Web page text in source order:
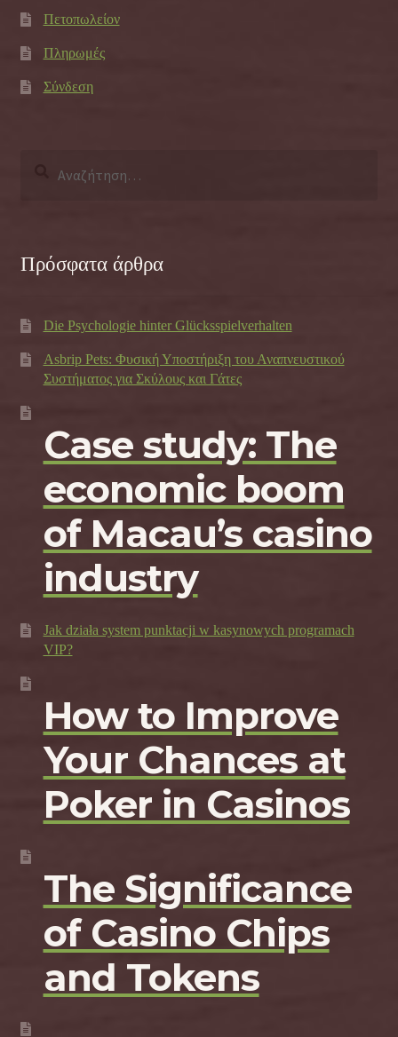
Πετοπωλείον
Πληρωμές
Σύνδεση
Πρόσφατα άρθρα
Die Psychologie hinter Glücksspielverhalten
Asbrip Pets: Φυσική Υποστήριξη του Αναπνευστικού
Συστήματος για Σκύλους και Γάτες
Case study: The
economic boom
of Macau’s casino
industry
Jak działa system punktacji w kasynowych programach
VIP?
How to Improve
Your Chances at
Poker in Casinos
The Significance
of Casino Chips
and Tokens